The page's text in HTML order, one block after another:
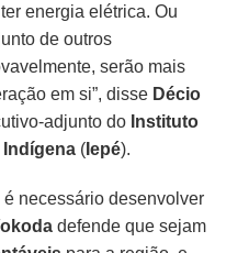
energia elétrica. Ou
de outros
serão mais
em si”, disse Décio
adjunto do Instituto
Indígena ( Iepé).
necessário desenvolver
defende que sejam